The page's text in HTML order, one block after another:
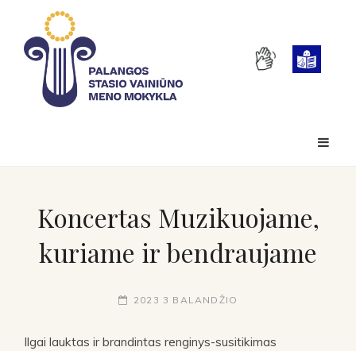
Koncertas Muzikuojame,
kuriame ir bendraujame
2023 3 BALANDŽIO
Ilgai lauktas ir brandintas renginys-susitikimas